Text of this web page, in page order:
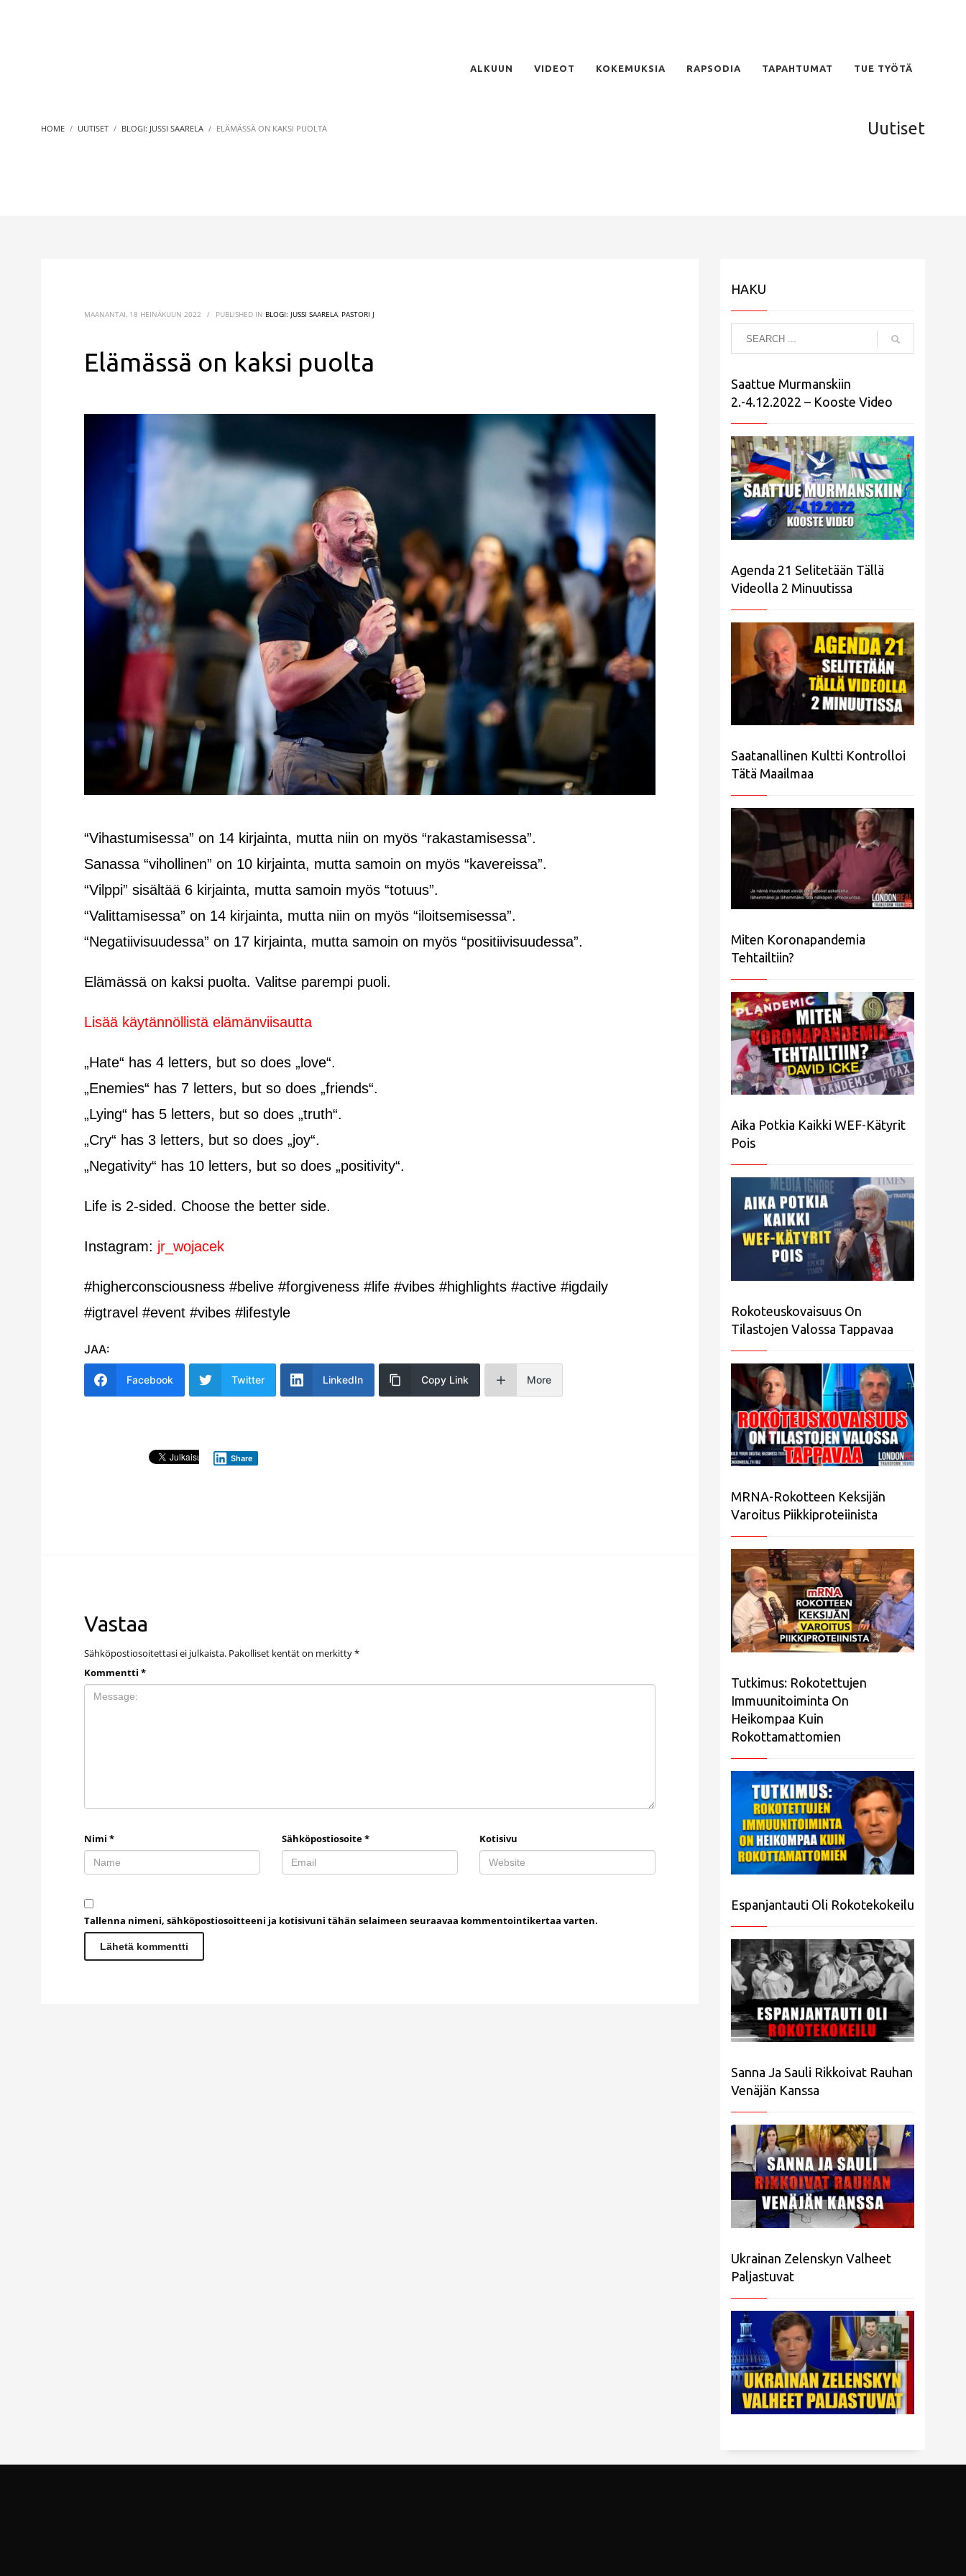
ALKUUN VIDEOT KOKEMUKSIA RAPSODIA TAPAHTUMAT TUE TYÖTÄ
HOME UUTISET BLOGI: JUSSI SAARELA ELÄMÄSSÄ ON KAKSI PUOLTA Uutiset
MAANANTAI, 18 HEINÄKUUN 2022 / PUBLISHED IN BLOGI: JUSSI SAARELA, PASTORI J
Elämässä on kaksi puolta
“Vihastumisessa” on 14 kirjainta, mutta niin on myös “rakastamisessa”.
Sanassa “vihollinen” on 10 kirjainta, mutta samoin on myös “kavereissa”.
“Vilppi” sisältää 6 kirjainta, mutta samoin myös “totuus”.
“Valittamisessa” on 14 kirjainta, mutta niin on myös “iloitsemisessa”.
“Negatiivisuudessa” on 17 kirjainta, mutta samoin on myös “positiivisuudessa”.
Elämässä on kaksi puolta. Valitse parempi puoli.
Lisää käytännöllistä elämänviisautta
„Hate“ has 4 letters, but so does „love“.
„Enemies“ has 7 letters, but so does „friends“.
„Lying“ has 5 letters, but so does „truth“.
„Cry“ has 3 letters, but so does „joy“.
„Negativity“ has 10 letters, but so does „positivity“.
Life is 2-sided. Choose the better side.
Instagram: jr_wojacek
#higherconsciousness #belive #forgiveness #life #vibes #highlights #active #igdaily
#igtravel #event #vibes #lifestyle
JAA:
Facebook Twitter LinkedIn Copy Link More
Share
Vastaa
Sähköpostiosoitettasi ei julkaista. Pakolliset kentät on merkitty*
Kommentti *
Nimi * Sähköpostiosoite* Kotisivu
Tallenna nimeni, sähköpostiosoitteeni ja kotisivuni tähän selaimeen seuraavaa kommentointikertaa varten.
HAKU
Saattue Murmanskiin
2.-4.12.2022 – Kooste Video
Agenda 21 Selitetään Tällä
Videolla 2 Minuutissa
Saatanallinen Kultti Kontrolloi
Tätä Maailmaa
Miten Koronapandemia
Tehtailtiin?
Aika Potkia Kaikki WEF-Kätyrit
Pois
Rokoteuskovaisuus On
Tilastojen Valossa Tappavaa
MRNA-Rokotteen Keksijän
Varoitus Piikkiproteiinista
Tutkimus: Rokotettujen
Immuunitoiminta On
Heikompaa Kuin
Rokottamattomien
Espanjantauti Oli Rokotekokeilu
Sanna Ja Sauli Rikkoivat Rauhan
Venäjän Kanssa
Ukrainan Zelenskyn Valheet
Paljastuvat